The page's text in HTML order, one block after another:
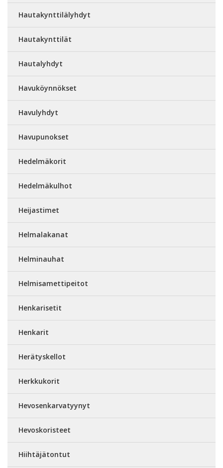
Hautakynttilälyhdyt
Hautakynttilät
Hautalyhdyt
Havuköynnökset
Havulyhdyt
Havupunokset
Hedelmäkorit
Hedelmäkulhot
Heijastimet
Helmalakanat
Helminauhat
Helmisamettipeitot
Henkarisetit
Henkarit
Herätyskellot
Herkkukorit
Hevosenkarvatyynyt
Hevoskoristeet
Hiihtäjätontut